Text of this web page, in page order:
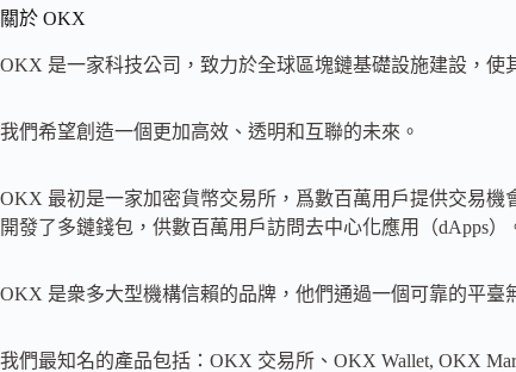
關於 OKX
OKX 是一家科技公司，致力於全球區塊鏈基礎設施建設，使
我們希望創造一個更加高效、透明和互聯的未來。
OKX 最初是一家加密貨幣交易所，爲數百萬用戶提供交易
開發了多鏈錢包，供數百萬用戶訪問去中心化應用（dApps）
OKX 是衆多大型機構信賴的品牌，他們通過一個可靠的平臺
我們最知名的產品包括：OKX 交易所、OKX Wallet, OKX